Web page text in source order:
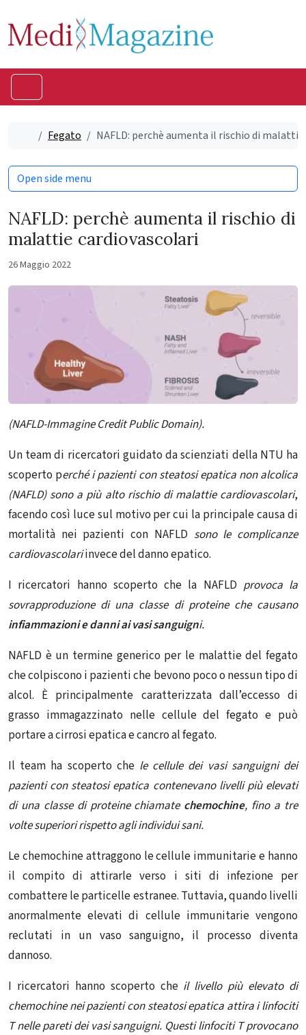
HomeFegato NAFLD: perchè aumenta il rischio di
NAFLD: perchè aumenta il rischio di
malattie cardiovascolari
26 Maggio 2022
(NAFLD-Immagine Credit Public Domain).
Un team di ricercatori guidato da scienziati della NTU ha
scoperto perché i pazienti con steatosi epatica non alcolica
(NAFLD) sono a più alto rischio di malattie cardiovascolari,
facendo così luce sul motivo per cui la principale causa di
mortalità nei pazienti con NAFLD sono le complicanze
cardiovascolariinvece del danno epatico.
I ricercatori hanno scoperto che la NAFLD provoca la
sovrapproduzione di una classe di proteine ​​che causano
infiammazioni e danni ai vasi sanguigni.
NAFLD è un termine generico per le malattie del fegato
checolpiscono i pazienti che bevono poco o nessun tipo di
alcol. È principalmente caratterizzata dall’eccesso di
grasso immagazzinato nelle cellule del fegato e può
portare acirrosi epaticae cancro al fegato.
Il team ha scoperto che le cellule dei vasi sanguigni dei
pazienti con steatosi epatica contenevano livelli più elevati
di una classe di proteine ​​chiamate chemochine, fino a tre
volte superiori rispetto agli individui sani.
Le chemochine attraggono le cellule immunitarie e hanno
il compito di attirarle verso i siti di infezione per
combattere le particelle estranee. Tuttavia, quando livelli
anormalmente elevati di cellule immunitarie vengono
reclutati in un vaso sanguigno, il processo diventa
dannoso.
I ricercatori hanno scoperto cheil livello più elevato di
chemochine nei pazienti con steatosi epatica attira i linfociti
T nelle pareti dei vasi sanguigni. Questi linfociti T provocano
Open side menu